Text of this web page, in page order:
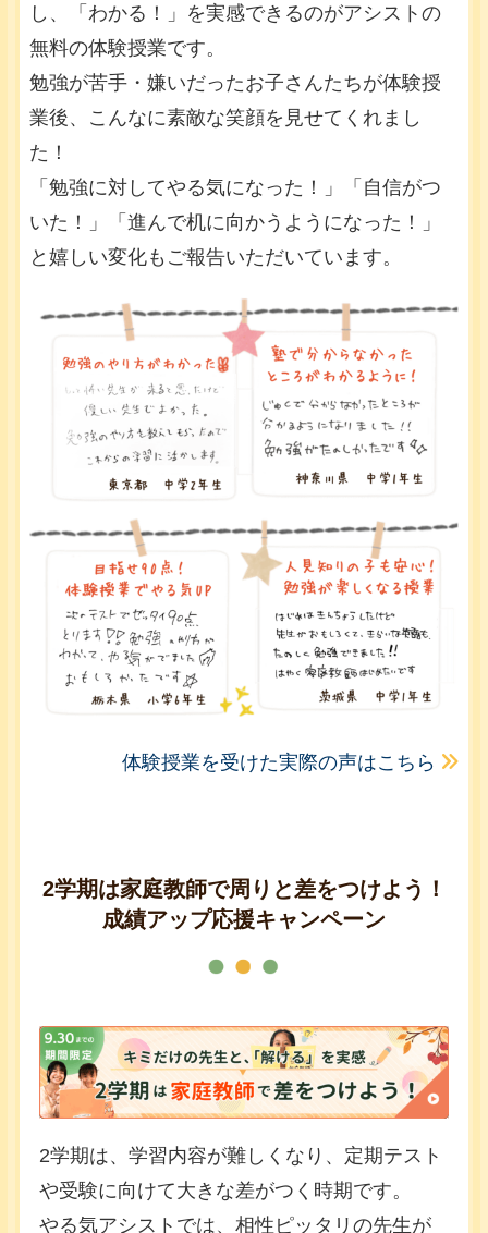
し、「わかる！」を実感できるのがアシストの
無料の体験授業です。
勉強が苦手・嫌いだったお子さんたちが体験授
業後、こんなに素敵な笑顔を見せてくれまし
た！
「勉強に対してやる気になった！」「自信がつ
いた！」「進んで机に向かうようになった！」
と嬉しい変化もご報告いただいています。
体験授業を受けた実際の声はこちら
2学期は家庭教師で周りと差をつけよう！
成績アップ応援キャンペーン
2学期は、学習内容が難しくなり、定期テスト
や受験に向けて大きな差がつく時期です。
やる気アシストでは、相性ピッタリの先生が